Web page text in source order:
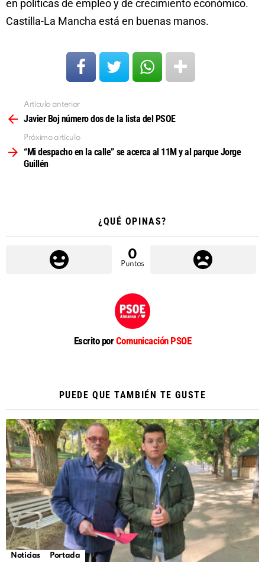
en políticas de empleo y de crecimiento económico.
Castilla-La Mancha está en buenas manos.
más
Artículo anterior
Javier Boj número dos de la lista del PSOE
Próximo artículo
“Mi despacho en la calle” se acerca al 11M y al parque Jorge
Guillén
¿QUÉ OPINAS?
0
Puntos
Escrito porComunicación PSOE
PUEDE QUE TAMBIÉN TE GUSTE
Noticias Portada